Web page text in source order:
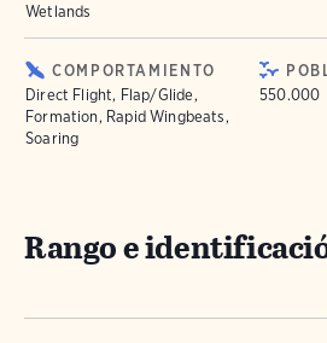
Wetlands
COMPORTAMIENTO
Direct Flight, Flap/Glide,
Formation, Rapid Wingbeats,
Soaring
550.000
Rango e